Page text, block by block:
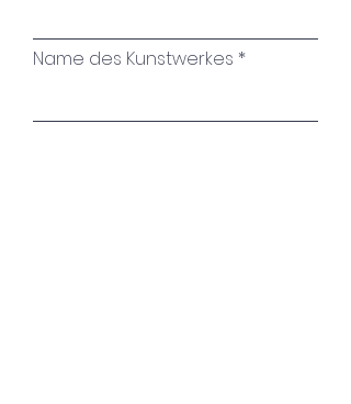
Name des Kunstwerkes